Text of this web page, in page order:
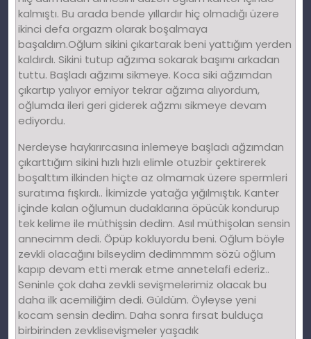
kalmıştı. Bu arada bende yıllardır hiç olmadığı üzere
ikinci defa orgazm olarak boşalmaya
başaldım.Oğlum sikini çıkartarak beni yattığım yerden
kaldırdı. Sikini tutup ağzıma sokarak başımı arkadan
tuttu. Başladı ağzımı sikmeye. Koca siki ağzımdan
çıkartıp yalıyor emiyor tekrar ağzıma alıyordum,
oğlumda ileri geri giderek ağzmı sikmeye devam
ediyordu.
Nerdeyse haykırırcasına inlemeye başladı ağzımdan
çıkarttığım sikini hızlı hızlı elimle otuzbir çektirerek
boşalttım ilkinden hiçte az olmamak üzere spermleri
suratıma fışkırdı.. İkimizde yatağa yığılmıştık. Kanter
içinde kalan oğlumun dudaklarına öpücük kondurup
tek kelime ile müthişsin dedim. Asıl müthişolan sensin
annecimm dedi. Öpüp kokluyordu beni. Oğlum böyle
zevkli olacağını bilseydim dedimmmm sözü oğlum
kapıp devam etti merak etme annetelafi ederiz..
Seninle çok daha zevkli sevişmelerimiz olacak bu
daha ilk acemiliğim dedi. Güldüm. Öyleyse yeni
kocam sensin dedim. Daha sonra fırsat bulduça
birbirinden zevklisevişmeler yaşadık